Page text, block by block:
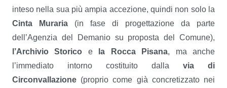
inteso nella sua più ampia accezione, quindi non solo la
Cinta Muraria (in fase di progettazione da parte
dell’Agenzia del Demanio su proposta del Comune),
l’Archivio Storico e la Rocca Pisana, ma anche
l’immediato intorno costituito dalla via di
Circonvallazione (proprio come già concretizzato nei